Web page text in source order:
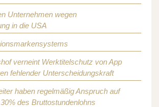
Unternehmen wegen
in die USA
verneint Werktitelschutz von App
fehlender Unterscheidungskraft
haben regelmäßig Anspruch auf
des Bruttostundenlohns